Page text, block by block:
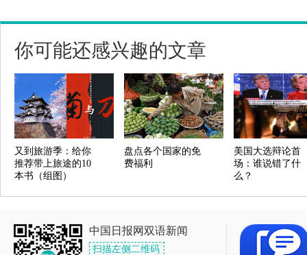
你可能还感兴趣的文章
又到旅游季：给你
推荐带上旅途的10
本书（组图）
盘点各个国家的免
费福利
美国大选辩论首
场：谁说错了什
么？
中国日报网双语新闻
扫描左侧二维码